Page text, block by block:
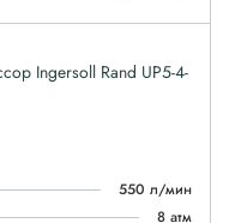
Ingersoll Rand UP5-4-
550 л/мин
8 атм